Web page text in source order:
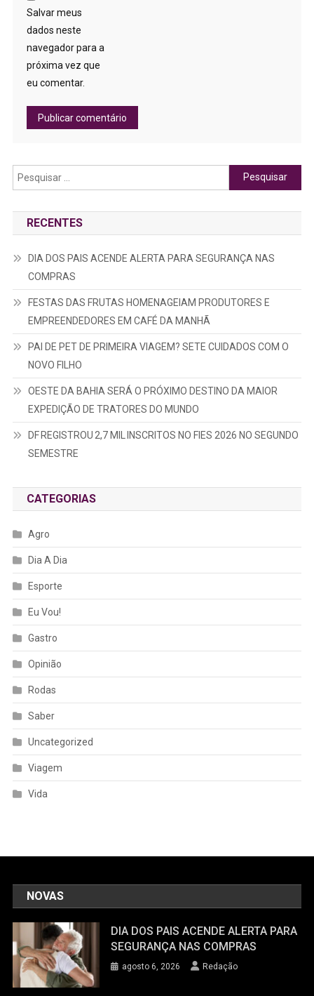
Salvar meus
dados neste
navegador para a
próxima vez que
eu comentar.
Pesquisar
por:
RECENTES
DIA DOS PAIS ACENDE ALERTA PARA SEGURANÇA NAS
COMPRAS
FESTAS DAS FRUTAS HOMENAGEIAM PRODUTORES E
EMPREENDEDORES EM CAFÉ DA MANHÃ
PAI DE PET DE PRIMEIRA VIAGEM? SETE CUIDADOS COM O
NOVO FILHO
OESTE DA BAHIA SERÁ O PRÓXIMO DESTINO DA MAIOR
EXPEDIÇÃO DE TRATORES DO MUNDO
DF REGISTROU 2,7 MIL INSCRITOS NO FIES 2026 NO SEGUNDO
SEMESTRE
CATEGORIAS
Agro
Dia A Dia
Esporte
Eu Vou!
Gastro
Opinião
Rodas
Saber
Uncategorized
Viagem
Vida
NOVAS
DIA DOS PAIS ACENDE ALERTA PARA
SEGURANÇA NAS COMPRAS
agosto 6, 2026 Redação